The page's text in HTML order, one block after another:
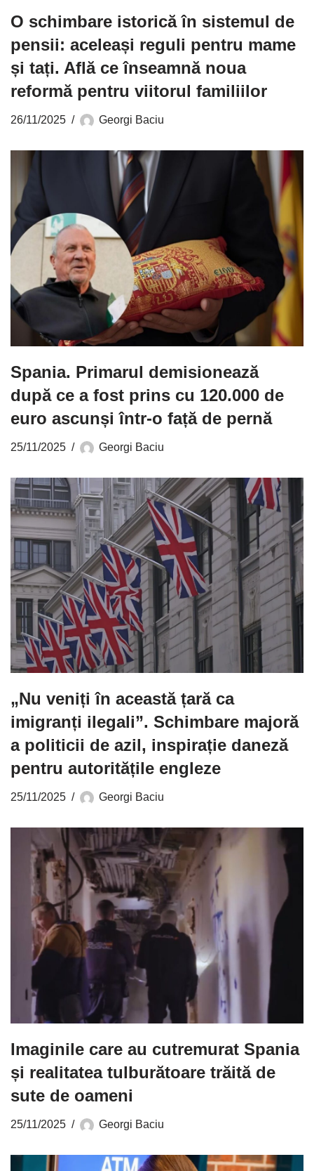
O schimbare istorică în sistemul de
pensii: aceleași reguli pentru mame
și tați. Află ce înseamnă noua
reformă pentru viitorul familiilor
26/11/2025 Georgi Baciu
Spania. Primarul demisionează
după ce a fost prins cu 120.000 de
euro ascunși într-o față de pernă
25/11/2025 Georgi Baciu
„Nu veniți în această țară ca
imigranți ilegali”. Schimbare majoră
a politicii de azil, inspirație daneză
pentru autoritățile engleze
25/11/2025 Georgi Baciu
Imaginile care au cutremurat Spania
și realitatea tulburătoare trăită de
sute de oameni
25/11/2025 Georgi Baciu